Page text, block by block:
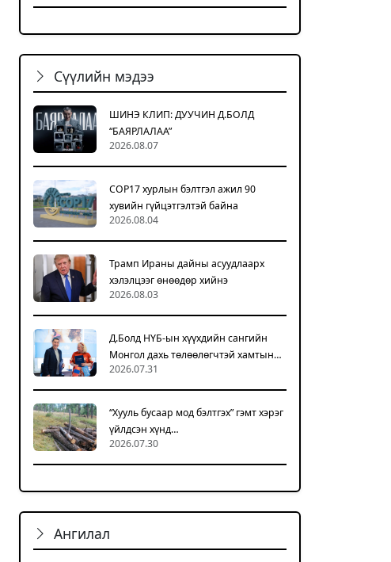
Сүүлийн мэдээ
ШИНЭ КЛИП: ДУУЧИН Д.БОЛД
“БАЯРЛАЛАА”
2026.08.07
COP17 хурлын бэлтгэл ажил 90
хувийн гүйцэтгэлтэй байна
2026.08.04
Трамп Ираны дайны асуудлаарх
хэлэлцээг өнөөдөр хийнэ
2026.08.03
Д.Болд НҮБ-ын хүүхдийн сангийн
Монгол дахь төлөөлөгчтэй хамтын…
2026.07.31
“Хууль бусаар мод бэлтгэх” гэмт хэрэг
үйлдсэн хүнд…
2026.07.30
Ангилал